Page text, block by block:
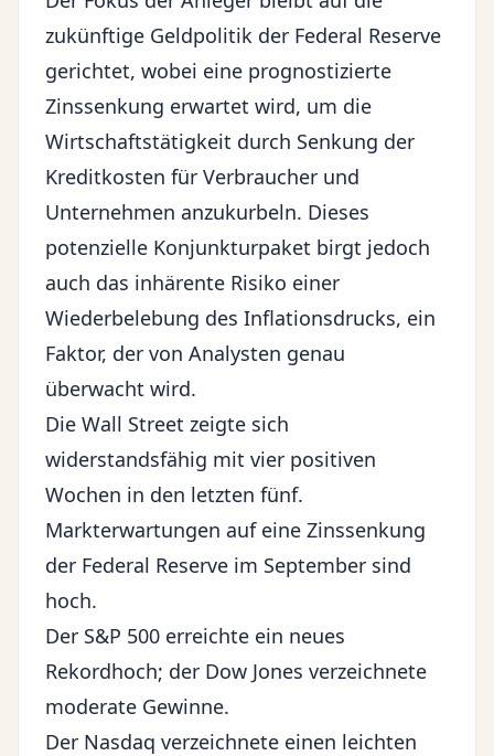
zukünftige Geldpolitik der Federal Reserve
gerichtet, wobei eine prognostizierte
Zinssenkung erwartet wird, um die
Wirtschaftstätigkeit durch Senkung der
Kreditkosten für Verbraucher und
Unternehmen anzukurbeln. Dieses
potenzielle Konjunkturpaket birgt jedoch
auch das inhärente Risiko einer
Wiederbelebung des Inflationsdrucks, ein
Faktor, der von Analysten genau
überwacht wird.
Die Wall Street zeigte sich
widerstandsfähig mit vier positiven
Wochen in den letzten fünf.
Markterwartungen auf eine Zinssenkung
der Federal Reserve im September sind
hoch.
Der S&P 500 erreichte ein neues
Rekordhoch; der Dow Jones verzeichnete
moderate Gewinne.
Der Nasdaq verzeichnete einen leichten